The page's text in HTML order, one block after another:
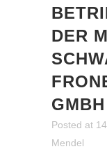
DER
GMBH
Posted at
Mendel